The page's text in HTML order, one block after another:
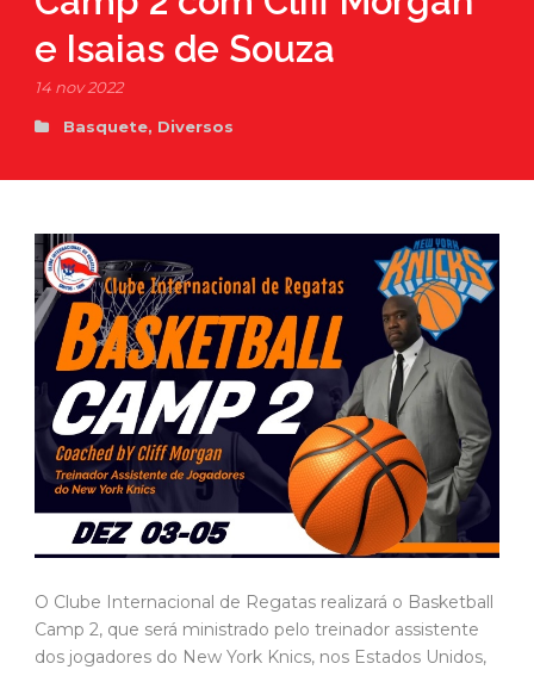
e Isaias de Souza
14 nov 2022
Basquete, Diversos
O Clube Internacional de Regatas realizará o Basketball
Camp 2, que será ministrado pelo treinador assistente
dos jogadores do New York Knics, nos Estados Unidos,